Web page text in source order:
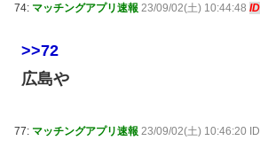
74: マッチングアプリ速報 23/09/02(土) 10:44:48
>>72
広島や
77: マッチングアプリ速報 23/09/02(土) 10:46:20